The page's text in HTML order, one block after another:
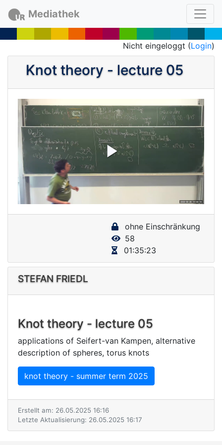
Mediathek
Nicht eingeloggt (Login)
Knot theory - lecture 05
P
l
V
i
d
o
ohne Einschränkung
58
01:35:23
STEFAN FRIEDL
Knot theory - lecture 05
applications of Seifert-van Kampen, alternative
description of spheres, torus knots
knot theory - summer term 2025
Erstellt am: 26.05.2025 16:16
Letzte Aktualisierung: 26.05.2025 16:17